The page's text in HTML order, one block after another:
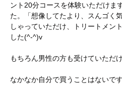
ント20分コースを体験いただけま
た。「想像してたより、スんゴく
しゃっていただけ、トリートメン
した(^-^)v
もちろん男性の方も受けていただ
なかなか自分で買うことはないで